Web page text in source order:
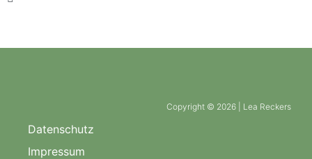
Copyright © 2026 | Lea Reckers
Datenschutz
Impressum